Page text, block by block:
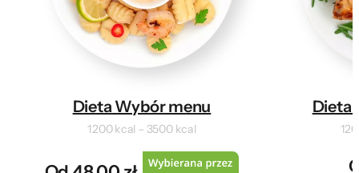
Dieta Wybór menu
1200 kcal – 3500 kcal
Dieta